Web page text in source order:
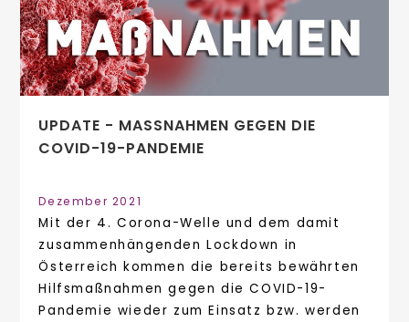
UPDATE - MASSNAHMEN GEGEN DIE C
OVID-19-PANDEMIE
Dezember 2021
Mit der 4. Corona-Welle und dem damit
zusammenhängenden Lockdown in
Österreich kommen die bereits bewährten
Hilfsmaßnahmen gegen die COVID-19-
Pandemie wieder zum Einsatz bzw. werden